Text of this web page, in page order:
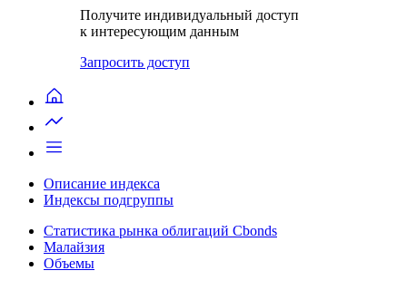
Получите индивидуальный доступ
к интересующим данным
Запросить доступ
Описание индекса
Индексы подгруппы
Статистика рынка облигаций Cbonds
Малайзия
Объемы